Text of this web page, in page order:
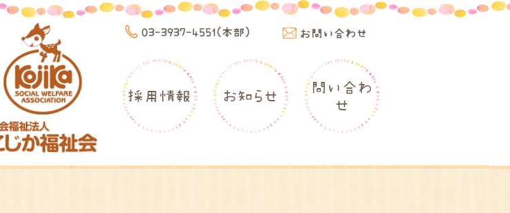
03-3937-4551(本部) お問い合わせ
採用情報 お知らせ
問い合わ
せ